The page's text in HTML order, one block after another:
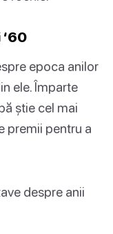
epoca anilor
ele. Împarte
știe cel mai
premii pentru a
despre anii